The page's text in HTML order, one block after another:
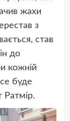
жахи
з
став
до
кожній
буде
Ратмір.